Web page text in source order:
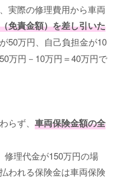
実際の修理費用から車両
免責金額）を差し引いた
50万円、自己負担金が10
万円－10万円＝40万円で
らず、 車両保険金額の全
修理代金が150万円の場
われる保険金は車両保険